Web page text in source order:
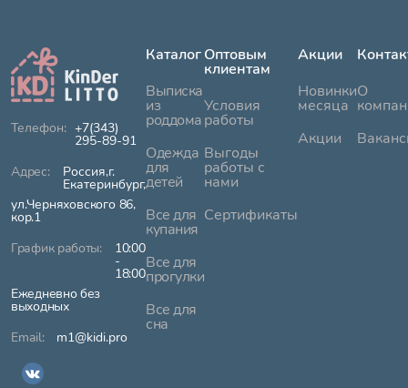
+7(343)
295-89-91
Россия,г.
Екатеринбург,
ул.Черняховского 86,
кор.1
10:00
-
18:00
Ежедневно без
выходных
m1@kidi.pro
Каталог
Выписка
из
роддома
Одежда
для
детей
Все для
купания
Все для
прогулки
Все для
сна
Оптовым
клиентам
Условия
работы
Выгоды
работы с
нами
Сертификаты
Акции
Новинки
месяца
Акции
О